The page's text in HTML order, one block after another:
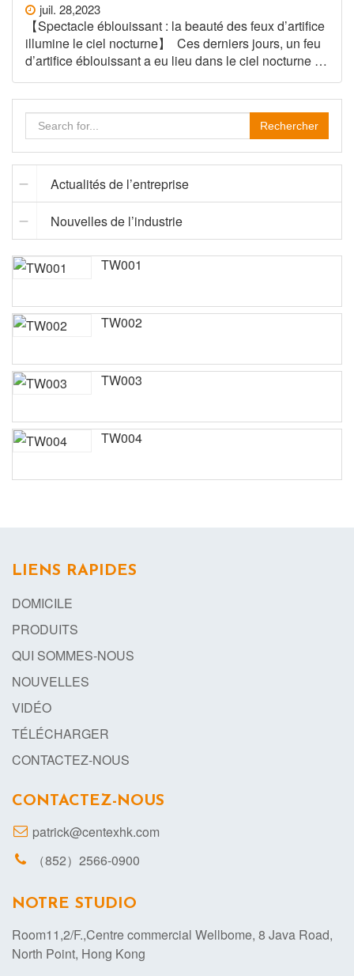
juil. 28,2023
【Spectacle éblouissant : la beauté des feux d’artifice
illumine le ciel nocturne】 Ces derniers jours, un feu
d’artifice éblouissant a eu lieu dans le ciel nocturne de
la ville, captant l’attention d’innombrables citoyens et
touristes. Ce spectaculaire feu d’artifice a offert une
vue
Rechercher
Actualités de l’entreprise
Nouvelles de l’industrie
TW001
TW002
TW003
TW004
LIENS RAPIDES
DOMICILE
PRODUITS
QUI SOMMES-NOUS
NOUVELLES
VIDÉO
TÉLÉCHARGER
CONTACTEZ-NOUS
CONTACTEZ-NOUS
patrick@centexhk.com
（852）2566-0900
NOTRE STUDIO
Room11,2/F.,Centre commercial Wellbome, 8 Java Road,
North Point, Hong Kong